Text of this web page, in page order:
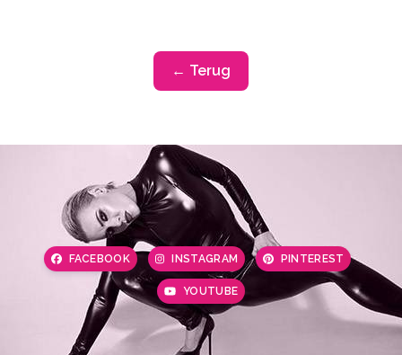
← Terug
FACEBOOK INSTAGRAM PINTEREST
YOUTUBE